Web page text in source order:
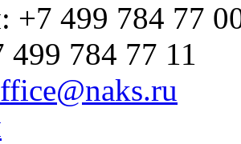
+7 499 784 77
499 784 77 11